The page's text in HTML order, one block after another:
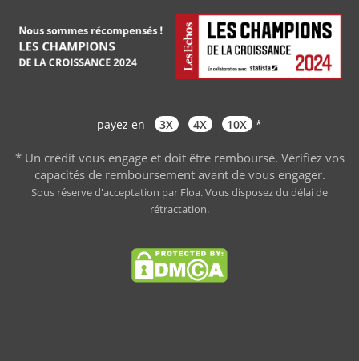
payez en 3X 4X 10X *
* Un crédit vous engage et doit être remboursé. Vérifiez vos
capacités de remboursement avant de vous engager.
Sous réserve d'acceptation par Floa. Vous disposez du délai de
rétractation.